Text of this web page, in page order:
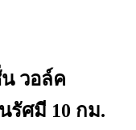
วอล์ค
รัศมี 10 กม.